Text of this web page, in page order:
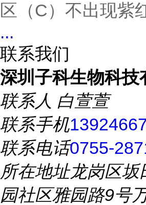
区（C）不出现紫
...
联系我们
深圳子科生物科技
联系人 白萱萱
联系手机
联系电话0755-
所在地址龙岗区坂
园社区雅园路9号